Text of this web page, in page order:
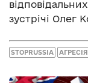
зустрічі Олег
STOPRUSSIA